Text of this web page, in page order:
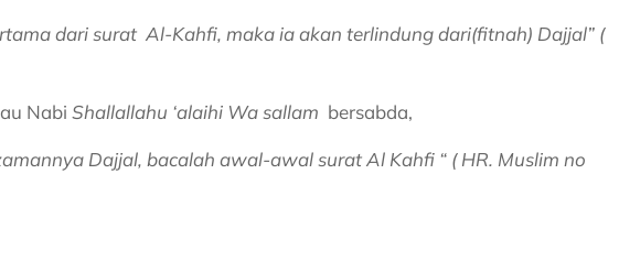
dari surat Al-Kahfi, maka ia akan terlindung dari(fitnah) Dajjal” (
Nabi Shallallahu ‘alaihi Wa sallam bersabda,
Dajjal, bacalah awal-awal surat Al Kahfi “ ( HR. Muslim no